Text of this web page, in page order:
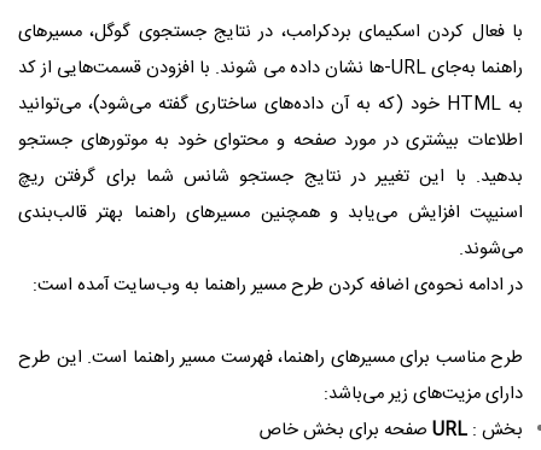
با فعال کردن اسکیمای بردکرامب، در نتایج جستجوی گوگل، مسیرهای
راهنما به‌جای URL-ها نشان داده می شوند. با افزودن قسمت‌هایی از کد
به HTML خود (که به آن داده‌های ساختاری گفته می‌شود)، می‌توانید
اطلاعات بیشتری در مورد صفحه و محتوای خود به موتورهای جستجو
بدهید. با این تغییر در نتایج جستجو شانس شما برای گرفتن ریچ
اسنیپت افزایش می‌یابد و همچنین مسیرهای راهنما بهتر قالب‌بندی
می‌شوند.
در ادامه نحوه‌ی اضافه کردن طرح مسیر راهنما به وب‌سایت آمده است:
طرح مناسب برای مسیرهای راهنما، فهرست مسیر راهنما است. این طرح
دارای مزیت‌های زیر می‌باشد:
بخش : URL صفحه برای بخش خاص